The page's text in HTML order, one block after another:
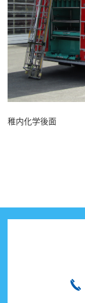
稚内化学後面